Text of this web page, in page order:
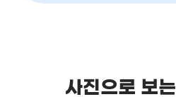
사진으로 보는